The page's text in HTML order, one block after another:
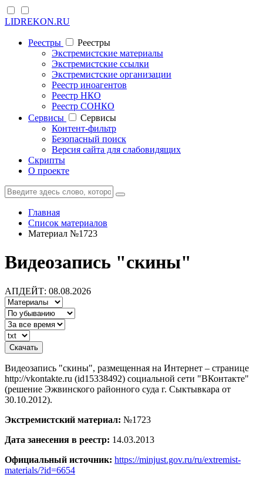
LIDREKON.RU
Реестры
Реестры
Экстремистские материалы
Экстремистские ссылки
Экстремистские организации
Реестр иноагентов
Реестр НКО
Реестр СОНКО
Cервисы
Cервисы
Контент-фильтр
Безопасный поиск
Версия сайта для слабовидящих
Скрипты
О проекте
Главная
Список материалов
Материал №1723
Видеозапись "скины"
АПДЕЙТ: 08.08.2026
Видеозапись "скины", размещенная на Интернет – странице
http://vkontakte.ru (id15338492) социальной сети "ВКонтакте"
(решение Эжвинского районного суда г. Сыктывкара от
30.10.2012).
Экстремистский материал: №1723
Дата занесения в реестр: 14.03.2013
Официальный источник: https://minjust.gov.ru/ru/extremist-
materials/?id=6654